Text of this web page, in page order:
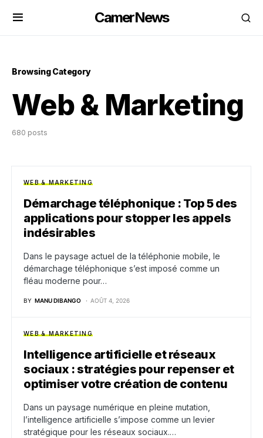
CamerNews
Browsing Category
Web & Marketing
680 posts
WEB & MARKETING
Démarchage téléphonique : Top 5 des
applications pour stopper les appels
indésirables
Dans le paysage actuel de la téléphonie mobile, le
démarchage téléphonique s’est imposé comme un
fléau moderne pour…
BY MANU DIBANGO AOÛT 4, 2026
WEB & MARKETING
Intelligence artificielle et réseaux
sociaux : stratégies pour repenser et
optimiser votre création de contenu
Dans un paysage numérique en pleine mutation,
l’intelligence artificielle s’impose comme un levier
stratégique pour les réseaux sociaux.…